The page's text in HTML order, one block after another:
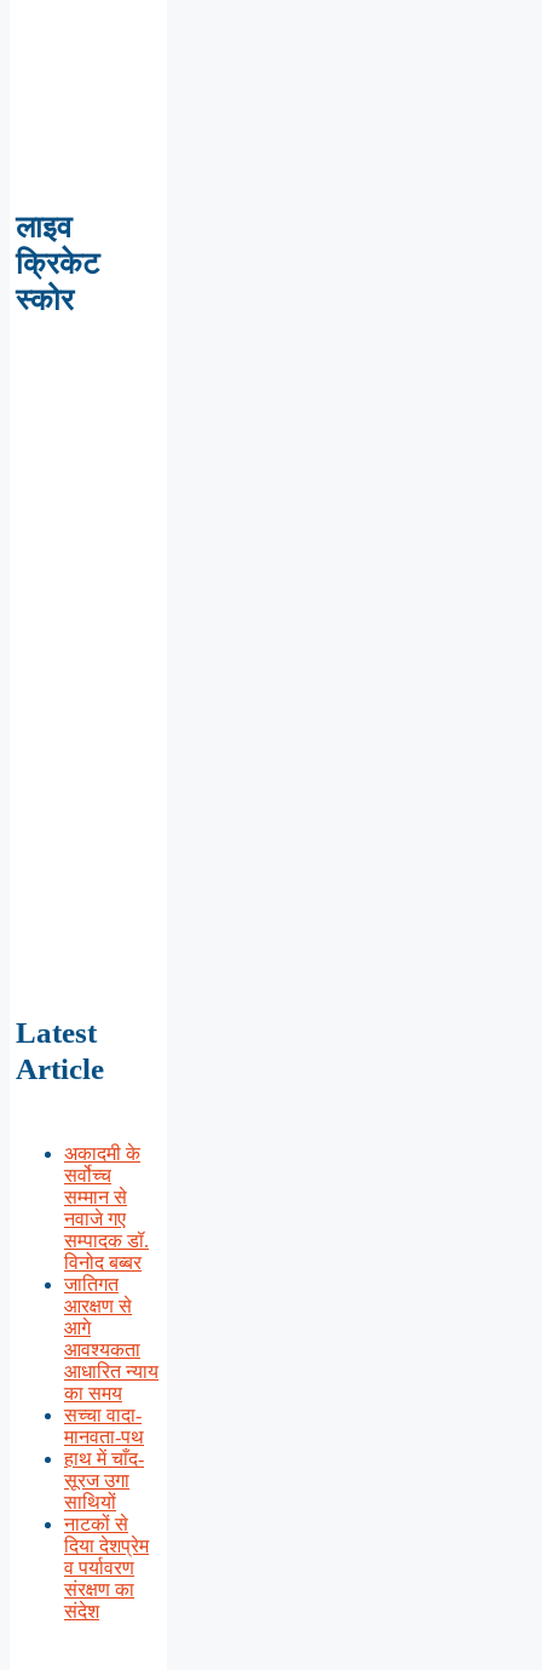
लाइव
क्रिकेट
स्कोर
Latest
Article
अकादमी के
सर्वोच्च
सम्मान से
नवाजे गए
सम्पादक डॉ.
विनोद बब्बर
जातिगत
आरक्षण से
आगे
आवश्यकता
आधारित न्याय
का समय
सच्चा वादा-
मानवता-पथ
हाथ में चाँद-
सूरज उगा
साथियों
नाटकों से
दिया देशप्रेम
व पर्यावरण
संरक्षण का
संदेश